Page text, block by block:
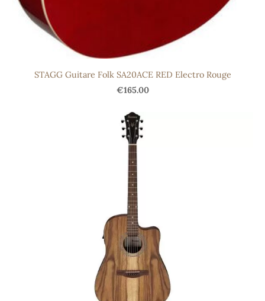
STAGG Guitare Folk SA20ACE RED Electro Rouge
€165.00